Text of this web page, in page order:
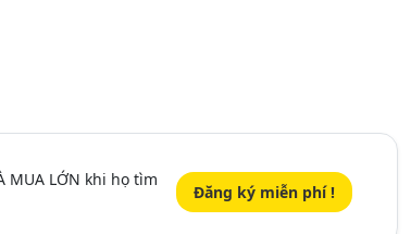
MUA LỚN khi họ tìm
Đăng ký miễn phí !